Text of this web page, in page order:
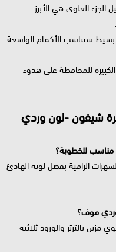
العلوي هي الأبرز.
بسيط ستناسب الأكمام الواسعة
للمحافظة على هدوء
شيفون -لون وردي
للخطوبة؟
الراقية بفضل لونه الهادئ
موف؟
بالترتر والورود ثلاثية